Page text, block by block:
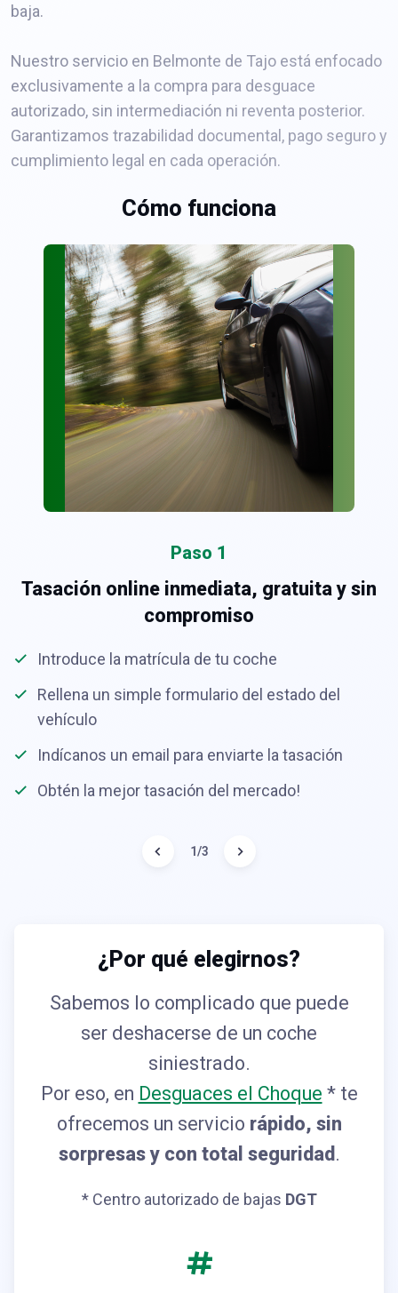
baja.
Nuestro servicio en Belmonte de Tajo está enfocado
exclusivamente a la compra para desguace
autorizado, sin intermediación ni reventa posterior.
Garantizamos trazabilidad documental, pago seguro y
cumplimiento legal en cada operación.
Cómo funciona
Paso 1
Tasación online inmediata, gratuita y sin
compromiso
Introduce la matrícula de tu coche
Rellena un simple formulario del estado del
vehículo
Indícanos un email para enviarte la tasación
Obtén la mejor tasación del mercado!
1/3
¿Por qué elegirnos?
Sabemos lo complicado que puede
ser deshacerse de un coche
siniestrado.
Por eso, en Desguaces el Choque * te
ofrecemos un servicio rápido, sin
sorpresas y con total seguridad .
* Centro autorizado de bajas DGT